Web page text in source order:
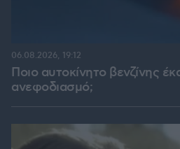
Ποιο αυτοκίνητο βενζίνης
ανεφοδιασμό;
06.08.2026, 19:12